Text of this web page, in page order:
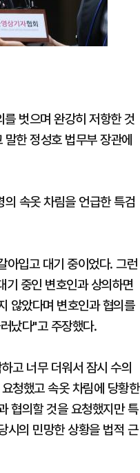
벗으며 완강히 저항한 것
한 정성호 법무부 장관에
속옷 차림을 언급한 특검
아입고 대기 중이었다. 그런
기 중인 변호인과 상의하면
않았다며 변호인과 협의를
났다"고 주장했다.
고 너무 더워서 잠시 수의
청했고 속옷 차림에 당황한
협의할 것을 요청했지만 특
시의 민망한 상황을 법적 근